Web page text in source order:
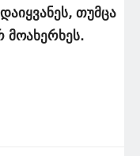
თუმცა
მოახერხეს.